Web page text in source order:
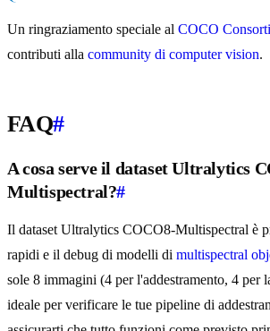
Un ringraziamento speciale al COCO
contributi alla community di computer vision.
FAQ#
A cosa serve il dataset Ultralytics
Multispectral?#
Il dataset Ultralytics COCO8-Multispectral è
rapidi e il debug di modelli di multispectral
sole 8 immagini (4 per l'addestramento, 4 per
ideale per verificare le tue pipeline di